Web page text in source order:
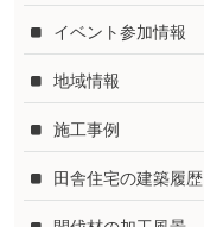
イベント参加情報
地域情報
施工事例
田舎住宅の建築履歴